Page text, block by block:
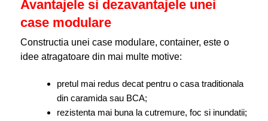
Avantajele si dezavantajele unei
case modulare
Constructia unei case modulare, container, este o
idee atragatoare din mai multe motive:
pretul mai redus decat pentru o casa traditionala
din caramida sau BCA;
rezistenta mai buna la cutremure, foc si inundatii;